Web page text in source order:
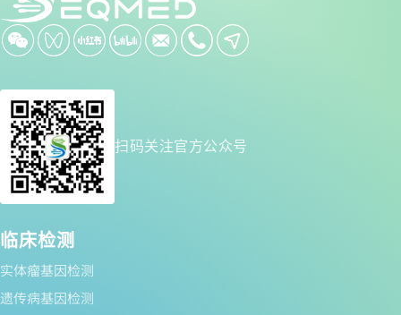
扫码关注官方公众号
临床检测
实体瘤基因检测
遗传病基因检测